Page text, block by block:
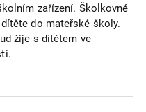
zařízení. Školkovné
do mateřské školy.
žije s dítětem ve